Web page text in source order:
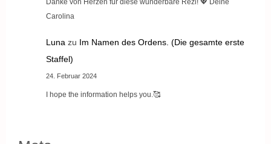
Danke von Herzen für diese wunderbare Rezi! 💖 Deine
Carolina
Luna zu Im Namen des Ordens. (Die gesamte erste
Staffel)
24. Februar 2024
I hope the information helps you.🥰